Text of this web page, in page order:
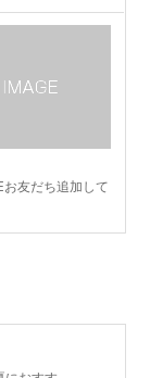
友だち追加して